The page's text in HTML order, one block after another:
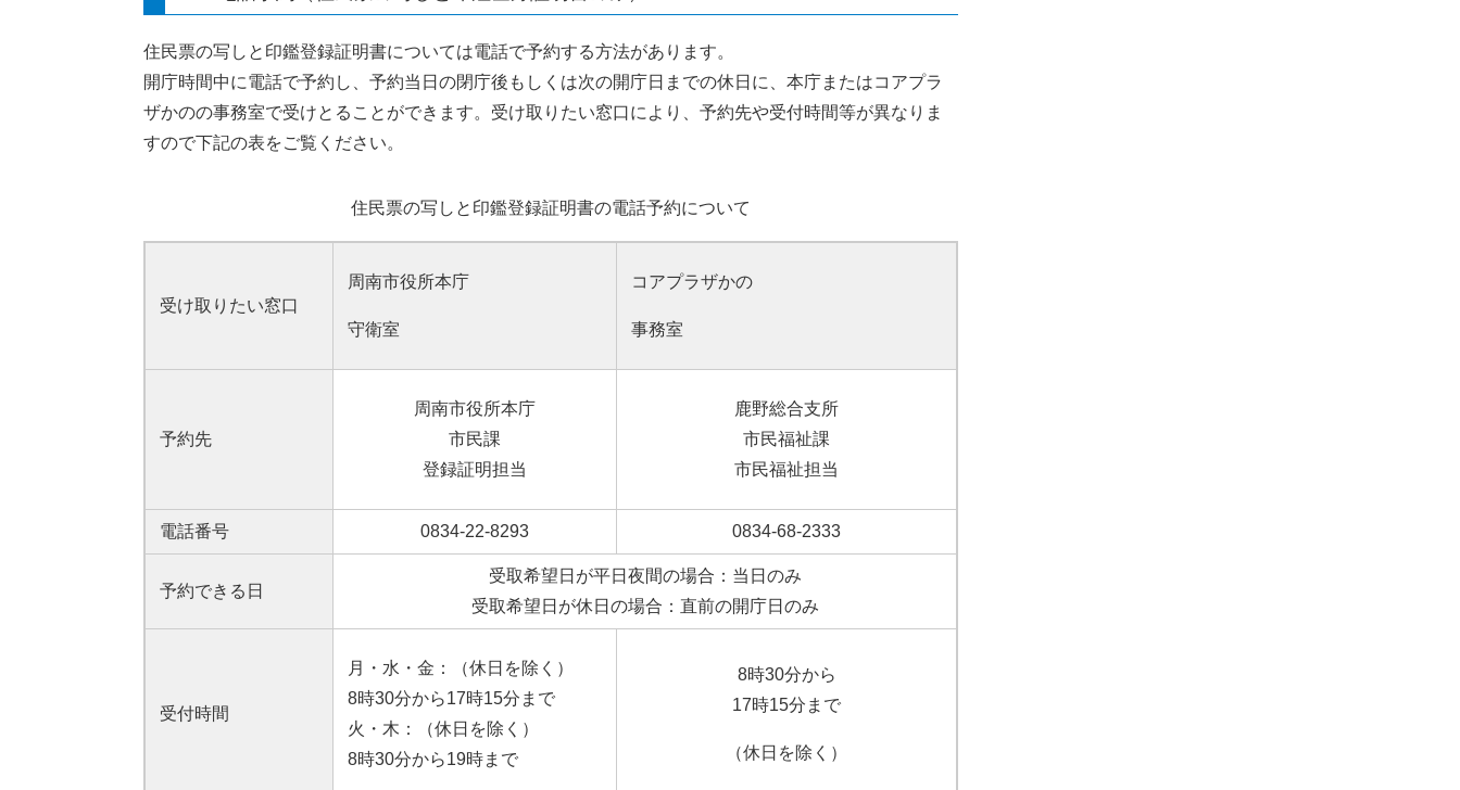
住民票の写しと印鑑登録証明書については電話で予約する方法があります。
開庁時間中に電話で予約し、予約当日の閉庁後もしくは次の開庁日までの休日に、本庁またはコアプラ
ザかのの事務室で受けとることができます。受け取りたい窓口により、予約先や受付時間等が異なりま
すので下記の表をご覧ください。
住民票の写しと印鑑登録証明書の電話予約について
受け取りたい窓口
周南市役所本庁
守衛室
コアプラザかの
事務室
予約先
周南市役所本庁
市民課
登録証明担当
鹿野総合支所
市民福祉課
市民福祉担当
電話番号 0834-22-8293 0834-68-2333
予約できる日
受取希望日が平日夜間の場合：当日のみ
受取希望日が休日の場合：直前の開庁日のみ
受付時間
月・水・金：（休日を除く）
8時30分から17時15分まで
火・木：（休日を除く）
8時30分から19時まで
8時30分から
17時15分まで
（休日を除く）